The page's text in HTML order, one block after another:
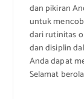
dan pikiran
untuk
dari rutinitas
dan disiplin
Anda dapat
Selamat